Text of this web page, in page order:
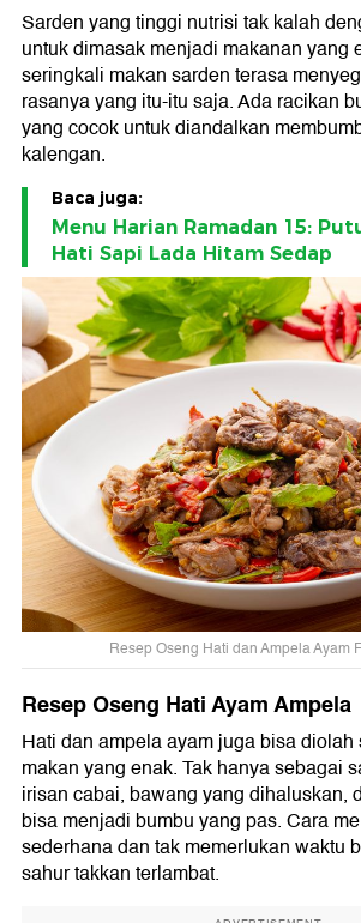
Sarden yang tinggi nutrisi tak kalah
untuk dimasak menjadi makanan yang
seringkali makan sarden terasa
rasanya yang itu-itu saja. Ada racikan
yang cocok untuk diandalkan
kalengan.
Baca juga:
Menu Harian Ramadan 15:
Hati Sapi Lada Hitam Sedap
Resep Oseng Hati dan Ampela Ayam
Resep Oseng Hati Ayam Ampela
Hati dan ampela ayam juga bisa
makan yang enak. Tak hanya sebagai
irisan cabai, bawang yang dihaluskan,
bisa menjadi bumbu yang pas. Cara
sederhana dan tak memerlukan waktu
sahur takkan terlambat.